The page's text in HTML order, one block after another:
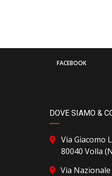
FACEBOOK
DOVE SIAMO &
Via Giacomo
80040 Volla
Via